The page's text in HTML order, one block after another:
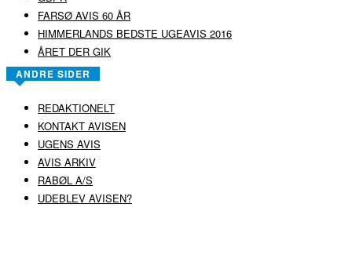
FARSØ AVIS 60 ÅR
HIMMERLANDS BEDSTE UGEAVIS 2016
ÅRET DER GIK
ANDRE SIDER
REDAKTIONELT
KONTAKT AVISEN
UGENS AVIS
AVIS ARKIV
RABØL A/S
UDEBLEV AVISEN?